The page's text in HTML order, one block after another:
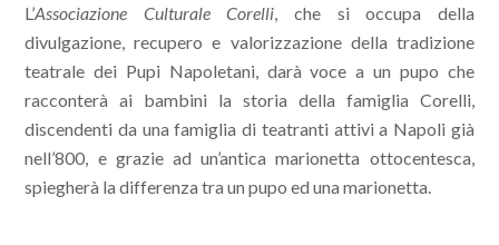
L’Associazione Culturale Corelli , che si occupa della
divulgazione, recupero e valorizzazione della tradizione
teatrale dei Pupi Napoletani, darà voce a un pupo che
racconterà ai bambini la storia della famiglia Corelli,
discendenti da una famiglia di teatranti attivi a Napoli già
nell’800, e grazie ad un’antica marionetta ottocentesca,
spiegherà la differenza tra un pupo ed una marionetta.